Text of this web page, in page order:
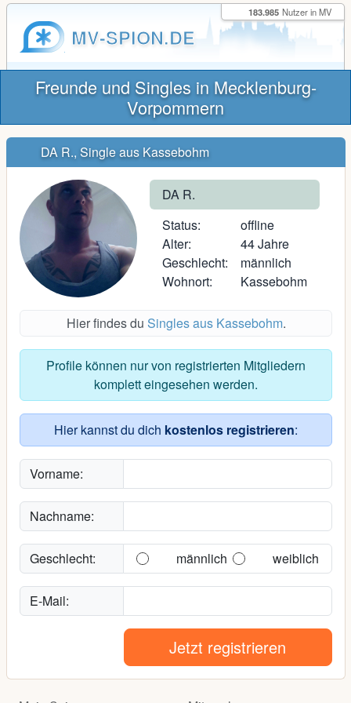
MV-SPION.DE
183.985 Nutzer in MV
Freunde und Singles in Mecklenburg-
Vorpommern
DA R., Single aus Kassebohm
DA R.
Status:
offline
Alter:
44 Jahre
Geschlecht:
männlich
Wohnort:
Kassebohm
Hier findes du Singles aus Kassebohm.
Profile können nur von registrierten Mitgliedern
komplett eingesehen werden.
Hier kannst du dich kostenlos registrieren:
Vorname:
Nachname:
Geschlecht: männlich weiblich
E-Mail:
Jetzt registrieren